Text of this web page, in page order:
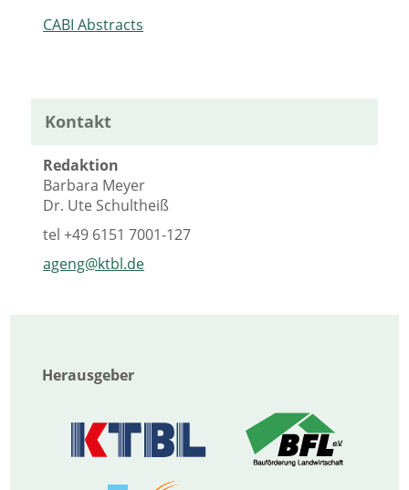
CABI Abstracts
Kontakt
Redaktion
Barbara Meyer
Dr. Ute Schultheiß
tel+49 6151 7001-127
ageng@ktbl.de
Herausgeber